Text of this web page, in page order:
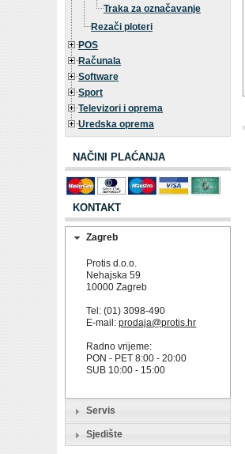
Traka za označavanje
Rezači ploteri
POS
Računala
Software
Sport
Televizori i oprema
Uredska oprema
NAČINI PLAĆANJA
KONTAKT
Zagreb
Protis d.o.o.
Nehajska 59
10000 Zagreb
Tel: (01) 3098-490
E-mail:prodaja@protis.hr
Radno vrijeme:
PON - PET 8:00 - 20:00
SUB 10:00 - 15:00
Servis
Sjedište